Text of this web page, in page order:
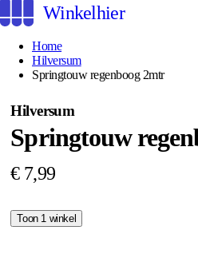
Winkelhier
Home
Hilversum
Springtouw regenboog 2mtr
Hilversum
Springtouw
€ 7,99
Toon 1 winkel